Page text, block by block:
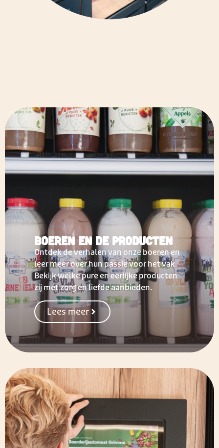
Boeren en de producten
Ontdek de verhalen van onze boeren en
leer meer over hun passie voor het vak.
Bekijk welke pure en eerlijke producten
zij met zorg en liefde aanbieden.
Lees meer